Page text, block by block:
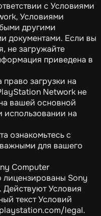
с Условиями
Условиями
другими
документами. Если вы
не загружайте
приведена в
право загрузки на
Network не
вашей основной
использовании на
ознакомьтесь с
для вашего
Computer
лицензированы Sony
Условия
текст Условий
legal.